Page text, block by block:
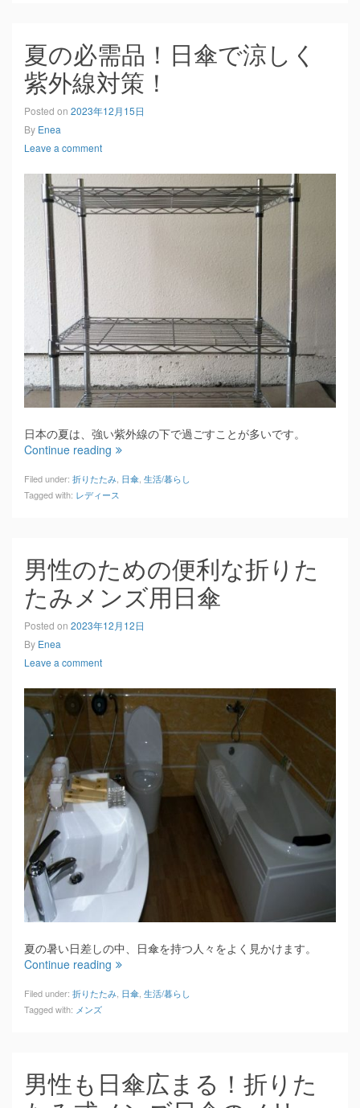
夏の必需品！日傘で涼しく
紫外線対策！
Posted on 2023年12月15日
By Enea
Leave a comment
日本の夏は、強い紫外線の下で過ごすことが多いです。
Continue reading
Filed under: 折りたたみ 日傘 生活/暮らし
Tagged with: レディース
男性のための便利な折りた
たみメンズ用日傘
Posted on 2023年12月12日
By Enea
Leave a comment
夏の暑い日差しの中、日傘を持つ人々をよく見かけます。
Continue reading
Filed under: 折りたたみ 日傘 生活/暮らし
Tagged with: メンズ
男性も日傘広まる！折りた